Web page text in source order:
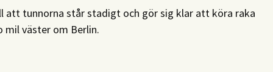
att tunnorna står stadigt och gör sig klar att köra raka
mil väster om Berlin.